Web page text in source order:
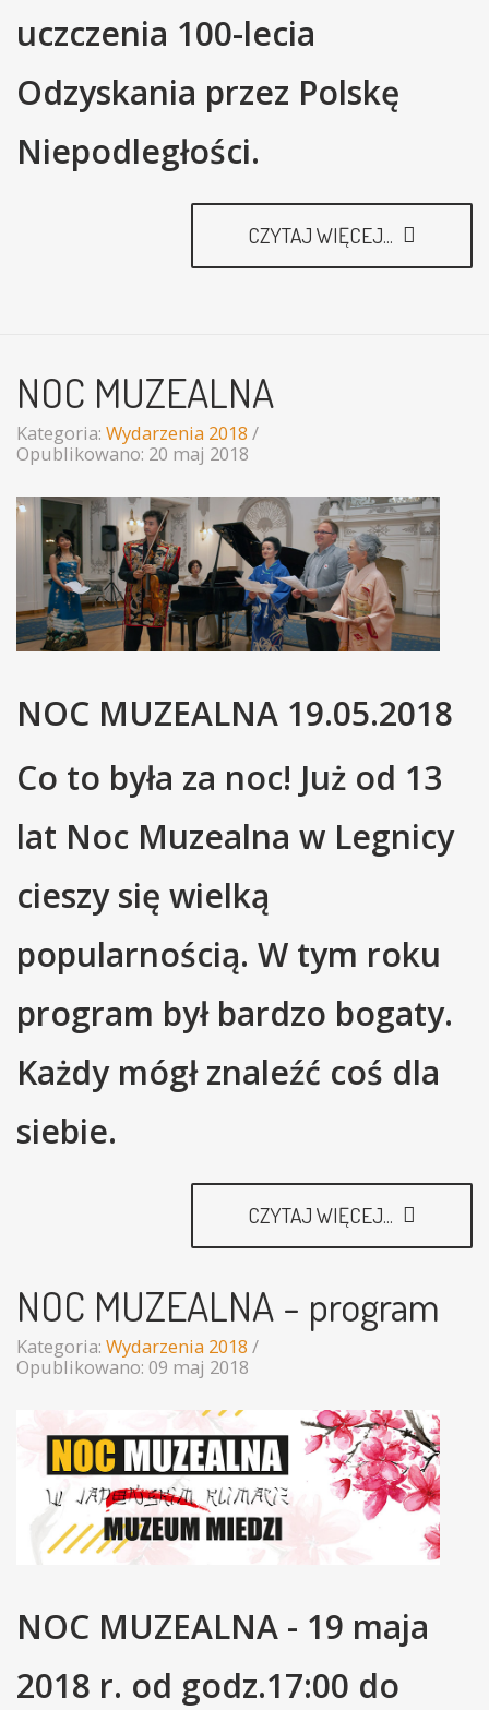
uczczenia 100-lecia
Odzyskania przez Polskę
Niepodległości.
CZYTAJ WIĘCEJ...
NOC MUZEALNA
Kategoria: Wydarzenia 2018
Opublikowano: 20 maj 2018
NOC MUZEALNA 19.05.2018
Co to była za noc! Już od 13
lat Noc Muzealna w Legnicy
cieszy się wielką
popularnością. W tym roku
program był bardzo bogaty.
Każdy mógł znaleźć coś dla
siebie.
CZYTAJ WIĘCEJ...
NOC MUZEALNA - program
Kategoria: Wydarzenia 2018
Opublikowano: 09 maj 2018
NOC MUZEALNA - 19 maja
2018 r. od godz.17:00 do